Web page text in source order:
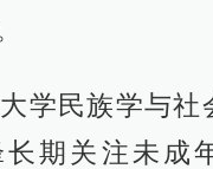
学民族学与社
长期关注未成